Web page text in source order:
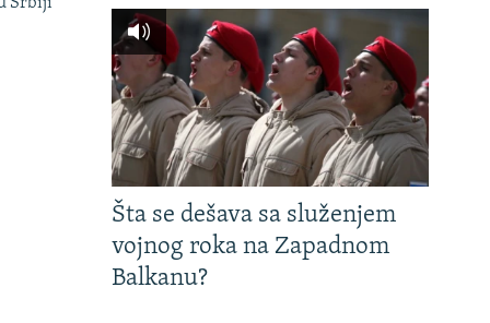
Srbiji
Šta se dešava sa služenjem
vojnog roka na Zapadnom
Balkanu?